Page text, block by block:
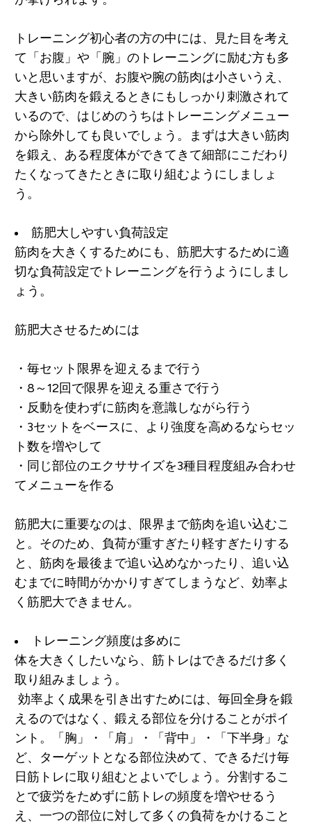
トレーニング初心者の方の中には、見た目を考え
て「お腹」や「腕」のトレーニングに励む方も多
いと思いますが、お腹や腕の筋肉は小さいうえ、
大きい筋肉を鍛えるときにもしっかり刺激されて
いるので、はじめのうちはトレーニングメニュー
から除外しても良いでしょう。まずは大きい筋肉
を鍛え、ある程度体ができてきて細部にこだわり
たくなってきたときに取り組むようにしましょ
う。
筋肥大しやすい負荷設定
筋肉を大きくするためにも、筋肥大するために適
切な負荷設定でトレーニングを行うようにしまし
ょう。
筋肥大させるためには
・毎セット限界を迎えるまで行う
・8～12回で限界を迎える重さで行う
・反動を使わずに筋肉を意識しながら行う
・3セットをベースに、より強度を高めるならセッ
ト数を増やして
・同じ部位のエクササイズを3種目程度組み合わせ
てメニューを作る
筋肥大に重要なのは、限界まで筋肉を追い込むこ
と。そのため、負荷が重すぎたり軽すぎたりする
と、筋肉を最後まで追い込めなかったり、追い込
むまでに時間がかかりすぎてしまうなど、効率よ
く筋肥大できません。
トレーニング頻度は多めに
体を大きくしたいなら、筋トレはできるだけ多く
取り組みましょう。
効率よく成果を引き出すためには、毎回全身を鍛
えるのではなく、鍛える部位を分けることがポイ
ント。「胸」・「肩」・「背中」・「下半身」な
ど、ターゲットとなる部位決めて、できるだけ毎
日筋トレに取り組むとよいでしょう。分割するこ
とで疲労をためずに筋トレの頻度を増やせるう
え、一つの部位に対して多くの負荷をかけること